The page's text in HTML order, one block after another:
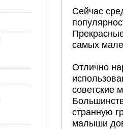
Сейчас
самых
Отлично
советские
странную
малыши